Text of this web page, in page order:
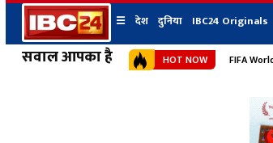
सवाल आपका है
☰ देश दुनिया IBC24 Originals
देश प्रदेश न्यूज शहर दुनिया
HOT NOW FIFA